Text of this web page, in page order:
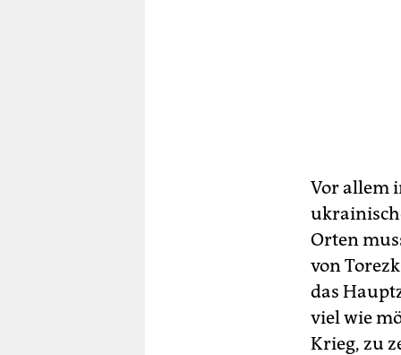
Vor allem
Orten
von
das
viel wie
Krieg, zu